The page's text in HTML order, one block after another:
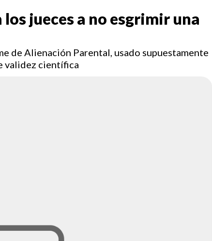
jueces a no esgrimir una
de Alienación Parental, usado supuestamente
validez científica